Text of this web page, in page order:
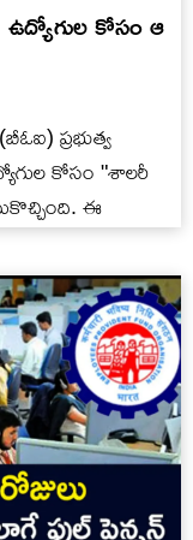
కోసం ఆ
ప్రభుత్వ
కోసం "శాలరీ
ఈ